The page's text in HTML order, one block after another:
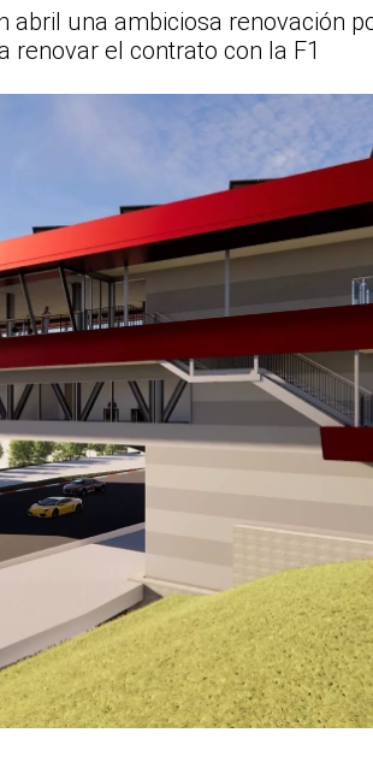
abril una ambiciosa renovación
renovar el contrato con la F1